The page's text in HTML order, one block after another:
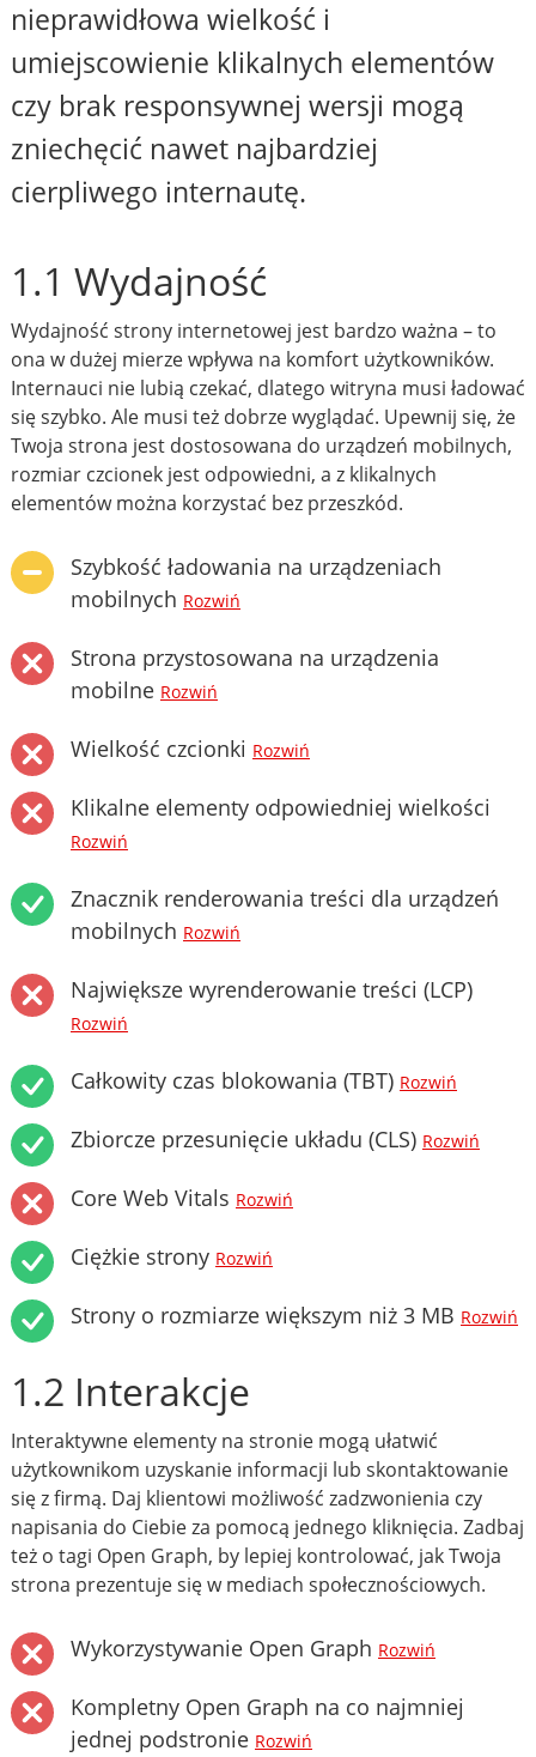
nieprawidłowa wielkość i
umiejscowienie klikalnych elementów
czy brak responsywnej wersji mogą
zniechęcić nawet najbardziej
cierpliwego internautę.
1.1 Wydajność
Wydajność strony internetowej jest bardzo ważna – to
ona w dużej mierze wpływa na komfort użytkowników.
Internauci nie lubią czekać, dlatego witryna musi ładować
się szybko. Ale musi też dobrze wyglądać. Upewnij się, że
Twoja strona jest dostosowana do urządzeń mobilnych,
rozmiar czcionek jest odpowiedni, a z klikalnych
elementów można korzystać bez przeszkód.
Szybkość ładowania na urządzeniach
mobilnych Rozwiń
Strona przystosowana na urządzenia
mobilne Rozwiń
Wielkość czcionki Rozwiń
Klikalne elementy odpowiedniej wielkości
Rozwiń
Znacznik renderowania treści dla urządzeń
mobilnych Rozwiń
Największe wyrenderowanie treści (LCP)
Rozwiń
Całkowity czas blokowania (TBT) Rozwiń
Zbiorcze przesunięcie układu (CLS) Rozwiń
Core Web Vitals Rozwiń
Ciężkie strony Rozwiń
Strony o rozmiarze większym niż 3 MB Rozwiń
1.2 Interakcje
Interaktywne elementy na stronie mogą ułatwić
użytkownikom uzyskanie informacji lub skontaktowanie
się z firmą. Daj klientowi możliwość zadzwonienia czy
napisania do Ciebie za pomocą jednego kliknięcia. Zadbaj
też o tagi Open Graph, by lepiej kontrolować, jak Twoja
strona prezentuje się w mediach społecznościowych.
Wykorzystywanie Open Graph Rozwiń
Kompletny Open Graph na co najmniej
jednej podstronie Rozwiń